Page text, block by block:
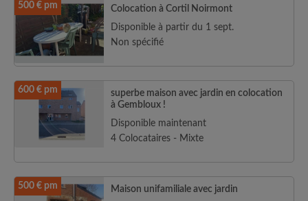
500 € pm
Colocation à Cortil Noirmont
Disponible à partir du 1 sept.
Non spécifié
600 € pm
superbe maison avec jardin en colocation
à Gembloux !
Disponible maintenant
4 Colocataires - Mixte
500 € pm
Maison unifamiliale avec jardin